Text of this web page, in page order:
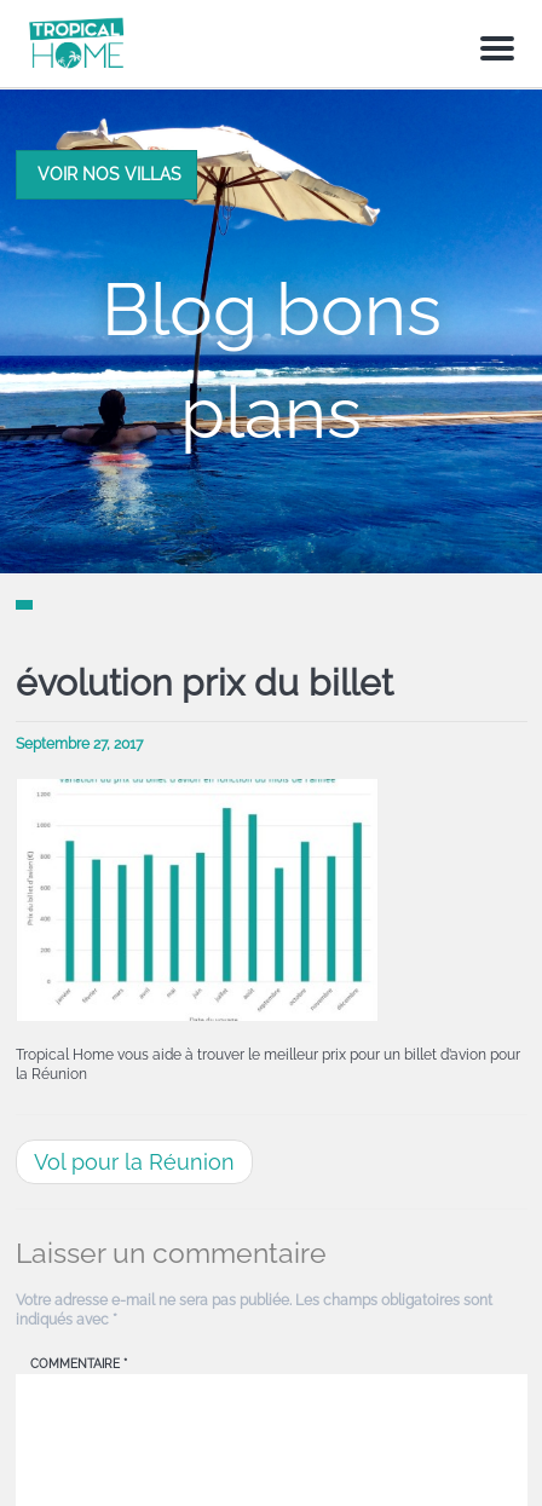
M
n
VOIR NOS VILLAS
Blog bons
plans
évolution prix du billet
Septembre 27, 2017
Tropical Home vous aide à trouver le meilleur prix pour un billet d’avion pour
la Réunion
Vol pour la Réunion
Laisser un commentaire
Votre adresse e-mail ne sera pas publiée. Les champs obligatoires sont
indiqués avec *
COMMENTAIRE *